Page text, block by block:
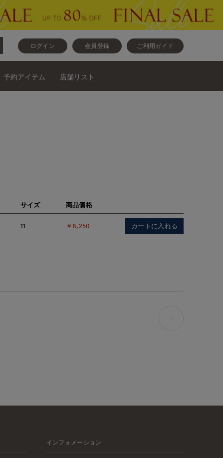
ログイン 会員登録 ご利用ガイド
予約アイテム 店舗リスト
サイズ 商品価格
11 ￥8,250 カートに入れる
インフォメーション